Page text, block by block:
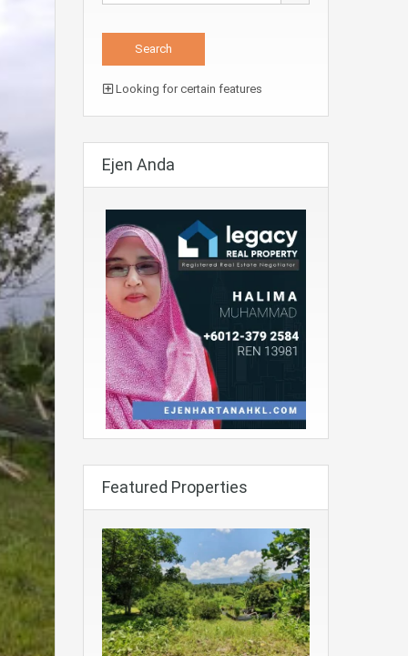
Looking for certain features
Ejen Anda
Featured Properties